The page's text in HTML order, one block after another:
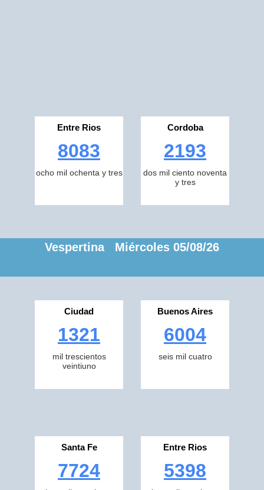
Entre Rios
8083
ocho mil ochenta y tres
Cordoba
2193
dos mil ciento noventa
y tres
Vespertina Miércoles 05/08/26
Ciudad
1321
mil trescientos
veintiuno
Buenos Aires
6004
seis mil cuatro
Santa Fe
7724
Entre Rios
5398